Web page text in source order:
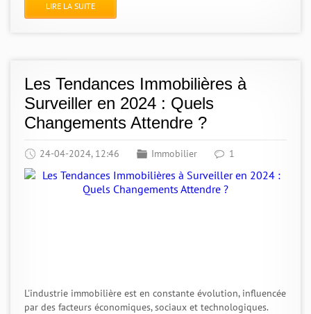
LIRE LA SUITE
Les Tendances Immobilières à
Surveiller en 2024 : Quels
Changements Attendre ?
24-04-2024, 12:46 Immobilier 1
L'industrie immobilière est en constante évolution, influencée
par des facteurs économiques, sociaux et technologiques.